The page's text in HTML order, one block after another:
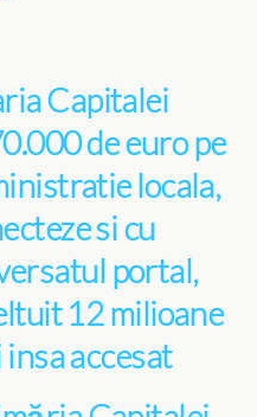
Capitalei
de euro pe
locala,
si cu
portal,
12 milioane
accesat